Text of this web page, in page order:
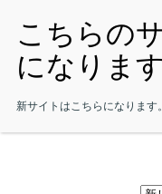
新サイトはこちらになります。